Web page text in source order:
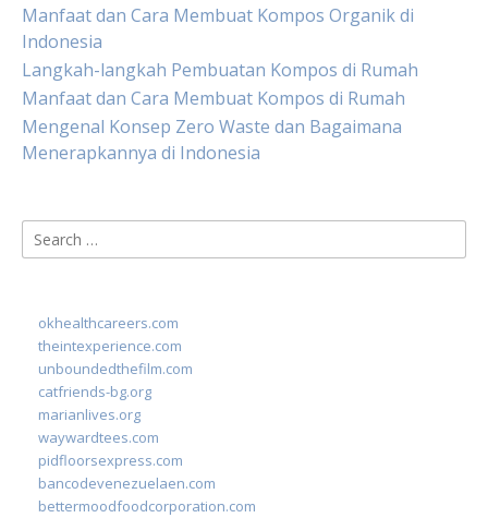
Manfaat dan Cara Membuat Kompos Organik di
Indonesia
Langkah-langkah Pembuatan Kompos di Rumah
Manfaat dan Cara Membuat Kompos di Rumah
Mengenal Konsep Zero Waste dan Bagaimana
Menerapkannya di Indonesia
Search
for:
okhealthcareers.com
theintexperience.com
unboundedthefilm.com
catfriends-bg.org
marianlives.org
waywardtees.com
pidfloorsexpress.com
bancodevenezuelaen.com
bettermoodfoodcorporation.com